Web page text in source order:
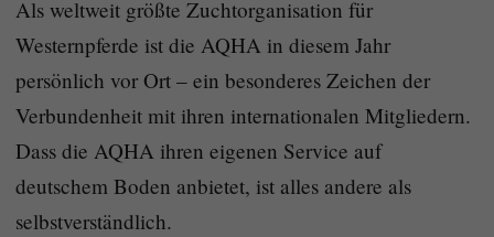
Als weltweit größte Zuchtorganisation für
Westernpferde ist die AQHA in diesem Jahr
persönlich vor Ort – ein besonderes Zeichen der
Verbundenheit mit ihren internationalen Mitgliedern.
Dass die AQHA ihren eigenen Service auf
deutschem Boden anbietet, ist alles andere als
selbstverständlich.